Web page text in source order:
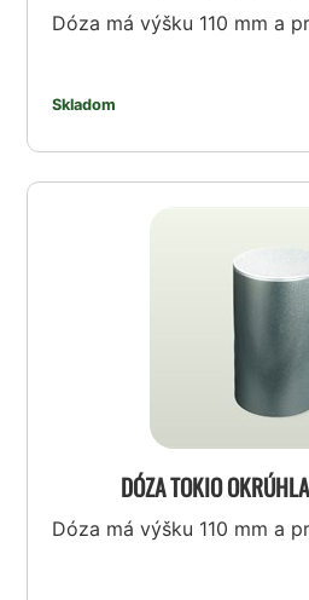
Dóza má výšku 110 mm a
Skladom
DÓZA TOKIO
Dóza má výšku 110 mm a